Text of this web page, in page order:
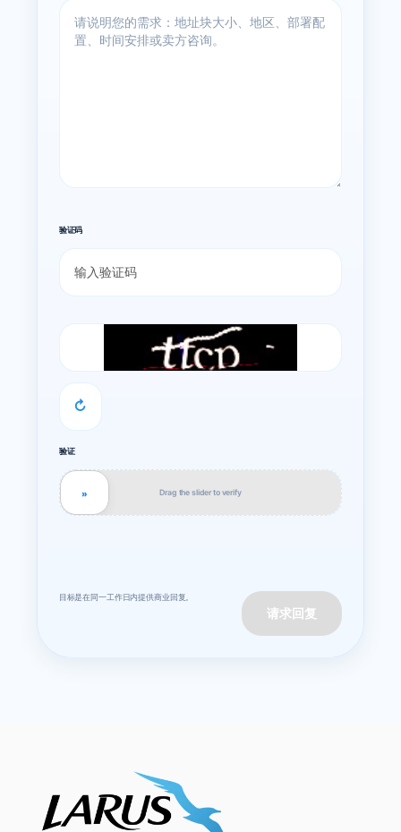
验证码
↻
验证
Drag the slider to verify
»
目标是在同一工作日内提供商业回复。
请求回复